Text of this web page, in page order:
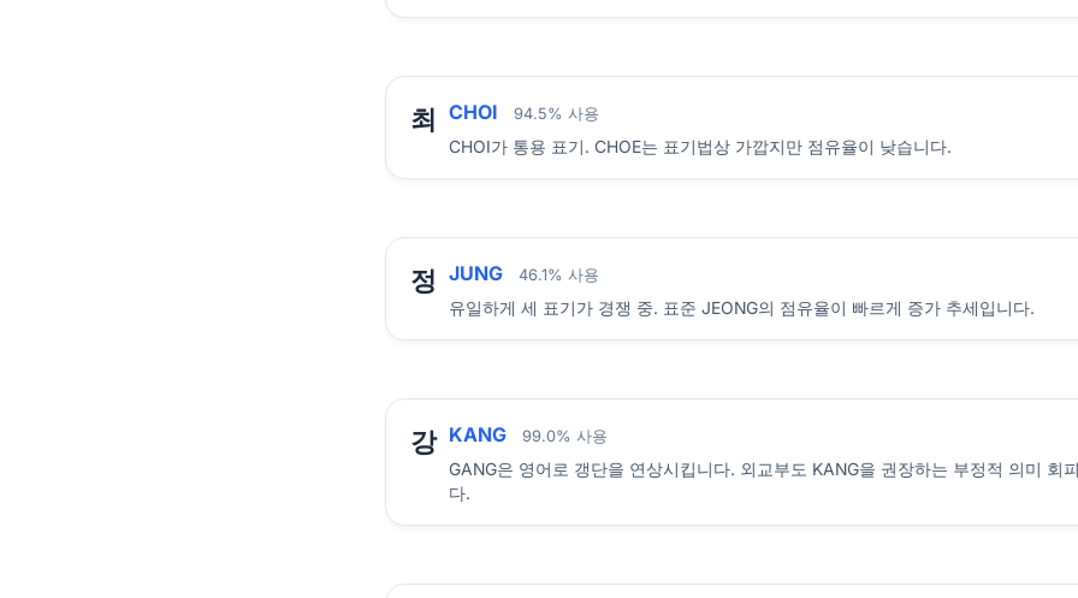
최 CHOI 94.5% 사용
CHOI가 통용 표기. CHOE는 표기법상 가깝지만 점유율이 낮습니다.
정 JUNG 46.1% 사용
유일하게 세 표기가 경쟁 중. 표준 JEONG의 점유율이 빠르게 증가 추세입니다.
강 KANG 99.0% 사용
GANG은 영어로 갱단을 연상시킵니다. 외교부도 KANG을 권장하는 부정적 의미 회
다.